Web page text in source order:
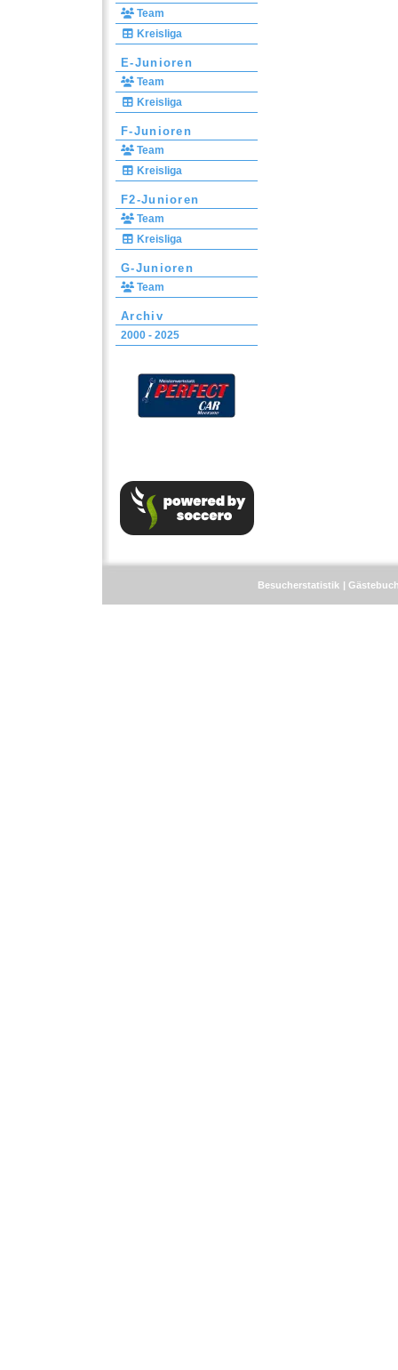
Team
Kreisliga
E-Junioren
Team
Kreisliga
F-Junioren
Team
Kreisliga
F2-Junioren
Team
Kreisliga
G-Junioren
Team
Archiv
2000 - 2025
Besucherstatistik